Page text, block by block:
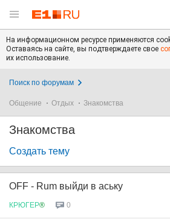
На информационном ресурсе применяются
Оставаясь на сайте, вы подтверждаете свое
их использование.
Поиск по форумам
Общение Отдых Знакомства
Знакомства
Создать тему
OFF - Rum выйди в аську
КРЮГЕР® 0